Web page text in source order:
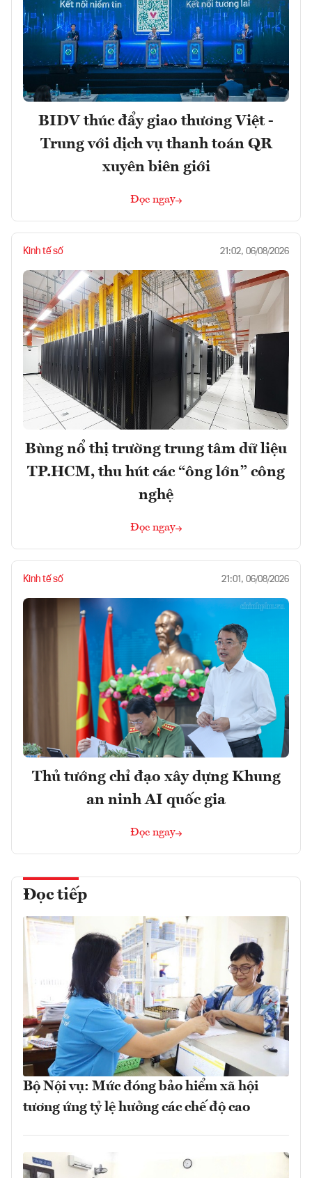
BIDV thúc đẩy giao thương Việt -
Trung với dịch vụ thanh toán QR
xuyên biên giới
Đọc ngay
Kinh tế số 21:02, 06/08/2026
Bùng nổ thị trường trung tâm dữ liệu
TP.HCM, thu hút các “ông lớn” công
nghệ
Đọc ngay
Kinh tế số 21:01, 06/08/2026
Thủ tướng chỉ đạo xây dựng Khung
an ninh AI quốc gia
Đọc ngay
Đọc tiếp
Bộ Nội vụ: Mức đóng bảo hiểm xã hội
tương ứng tỷ lệ hưởng các chế độ cao